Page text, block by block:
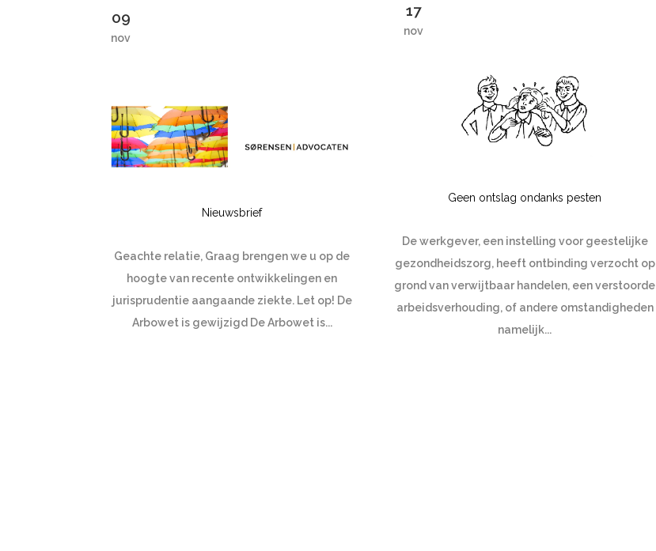
17
nov
Geen ontslag ondanks pesten
De werkgever, een instelling voor geestelijke
gezondheidszorg, heeft ontbinding verzocht op
grond van verwijtbaar handelen, een verstoorde
arbeidsverhouding, of andere omstandigheden
namelijk...
09
nov
Nieuwsbrief
Geachte relatie, Graag brengen we u op de
hoogte van recente ontwikkelingen en
jurisprudentie aangaande ziekte. Let op! De
Arbowet is gewijzigd De Arbowet is...